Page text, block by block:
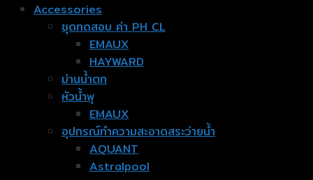
Accessories
ชุดทดสอบ ค่า PH CL
EMAUX
HAYWARD
ม่านน้ำตก
หัวน้ำพุ
EMAUX
อุปกรณ์ทำความสะอาดสระว่ายน้ำ
AQUANT
Astralpool